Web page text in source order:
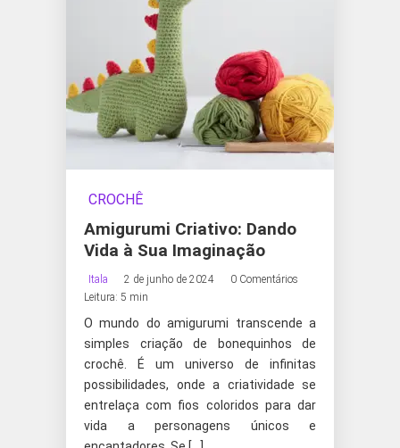
CROCHÊ
Amigurumi Criativo: Dando
Vida à Sua Imaginação
Itala 2 de junho de 2024
0 Comentários
Leitura: 5 min
O mundo do amigurumi transcende a
simples criação de bonequinhos de
crochê. É um universo de infinitas
possibilidades, onde a criatividade se
entrelaça com fios coloridos para dar
vida a personagens únicos e